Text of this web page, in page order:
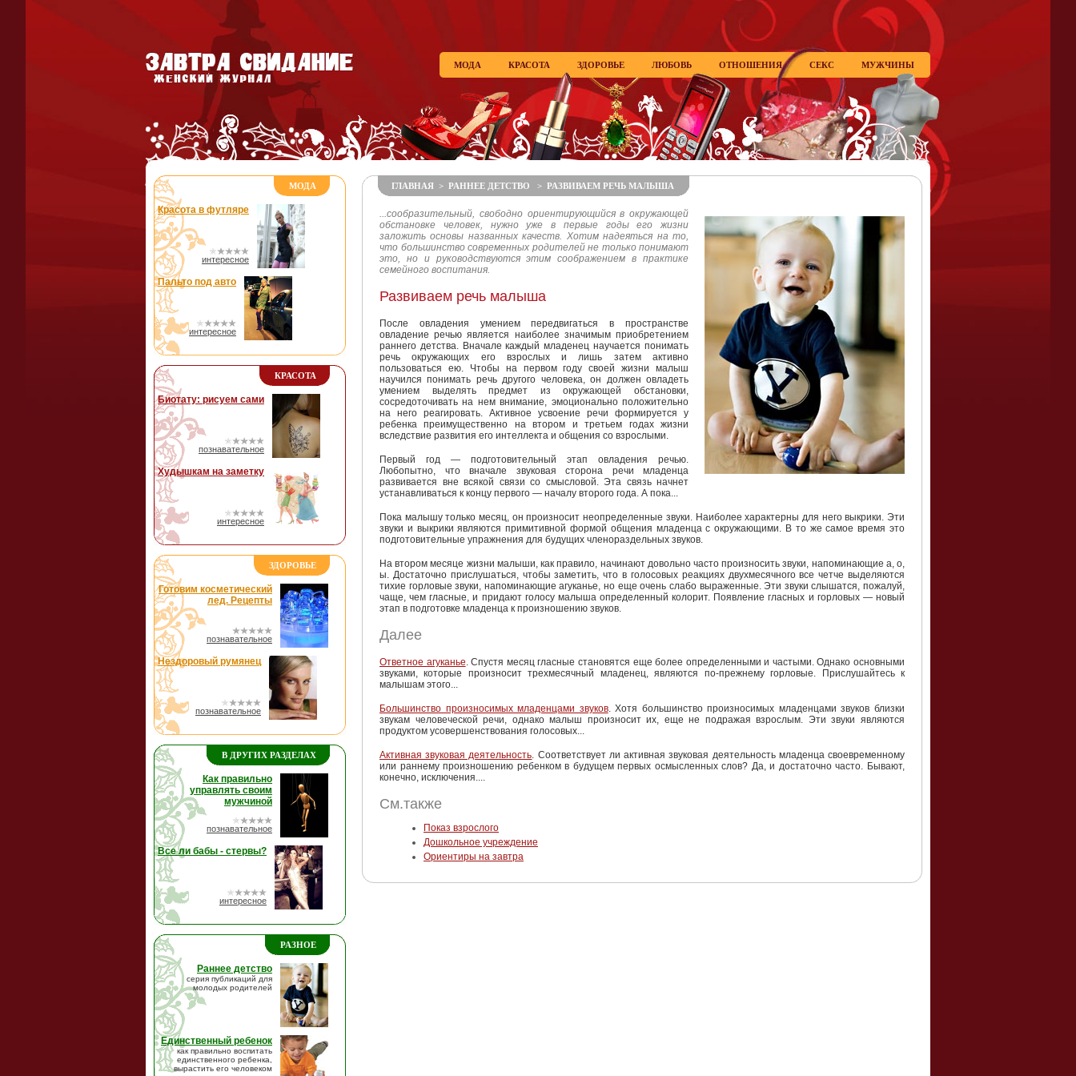
МОДА КРАСОТА ЗДОРОВЬЕ ЛЮБОВЬ ОТНОШЕНИЯ СЕКС МУЖЧИНЫ
МОДА
Красота в футляре
интересное
Пальто под авто
интересное
КРАСОТА
Биотату: рисуем сами
познавательное
Худышкам на заметку
интересное
ЗДОРОВЬЕ
Готовим косметический
лед. Рецепты
познавательное
Нездоровый румянец
познавательное
В ДРУГИХ РАЗДЕЛАХ
Как правильно
управлять своим
мужчиной
познавательное
Все ли бабы - стервы?
интересное
РАЗНОЕ
Раннее детство
серия публикаций для
молодых родителей
Единственный ребенок
как правильно воспитать
единственного ребенка,
вырастить его человеком
ГЛАВНАЯ > РАННЕЕ ДЕТСТВО > РАЗВИВАЕМ РЕЧЬ МАЛЫША
...сообразительный, свободно ориентирующийся в окружающей
обстановке человек, нужно уже в первые годы его жизни
заложить основы названных качеств. Хотим надеяться на то,
что большинство современных родителей не только понимают
это, но и руководствуются этим соображением в практике
семейного воспитания.
Развиваем речь малыша
После овладения умением передвигаться в пространстве
овладение речью является наиболее значимым приобретением
раннего детства. Вначале каждый младенец научается понимать
речь окружающих его взрослых и лишь затем активно
пользоваться ею. Чтобы на первом году своей жизни малыш
научился понимать речь другого человека, он должен овладеть
умением выделять предмет из окружающей обстановки,
сосредоточивать на нем внимание, эмоционально положительно
на него реагировать. Активное усвоение речи формируется у
ребенка преимущественно на втором и третьем годах жизни
вследствие развития его интеллекта и общения со взрослыми.
Первый год — подготовительный этап овладения речью.
Любопытно, что вначале звуковая сторона речи младенца
развивается вне всякой связи со смысловой. Эта связь начнет
устанавливаться к концу первого — началу второго года. А пока...
Пока малышу только месяц, он произносит неопределенные звуки. Наиболее характерны для него выкрики. Эти
звуки и выкрики являются примитивной формой общения младенца с окружающими. В то же самое время это
подготовительные упражнения для будущих членораздельных звуков.
На втором месяце жизни малыши, как правило, начинают довольно часто произносить звуки, напоминающие а, о,
ы. Достаточно прислушаться, чтобы заметить, что в голосовых реакциях двухмесячного все четче выделяются
тихие горловые звуки, напоминающие агуканье, но еще очень слабо выраженные. Эти звуки слышатся, пожалуй,
чаще, чем гласные, и придают голосу малыша определенный колорит. Появление гласных и горловых — новый
этап в подготовке младенца к произношению звуков.
Далее
Ответное агуканье. Спустя месяц гласные становятся еще более определенными и частыми. Однако основными
звуками, которые произносит трехмесячный младенец, являются по-прежнему горловые. Прислушайтесь к
малышам этого...
Большинство произносимых младенцами звуков. Хотя большинство произносимых младенцами звуков близки
звукам человеческой речи, однако малыш произносит их, еще не подражая взрослым. Эти звуки являются
продуктом усовершенствования голосовых...
Активная звуковая деятельность. Соответствует ли активная звуковая деятельность младенца своевременному
или раннему произношению ребенком в будущем первых осмысленных слов? Да, и достаточно часто. Бывают,
конечно, исключения....
См.также
Показ взрослого
Дошкольное учреждение
Ориентиры на завтра